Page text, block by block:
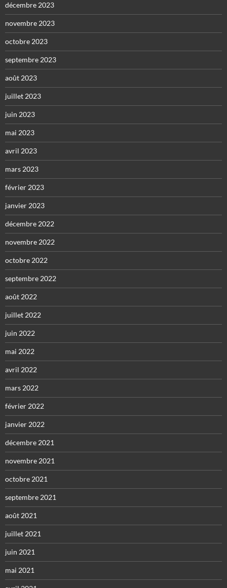
décembre 2023
novembre 2023
octobre 2023
septembre 2023
août 2023
juillet 2023
juin 2023
mai 2023
avril 2023
mars 2023
février 2023
janvier 2023
décembre 2022
novembre 2022
octobre 2022
septembre 2022
août 2022
juillet 2022
juin 2022
mai 2022
avril 2022
mars 2022
février 2022
janvier 2022
décembre 2021
novembre 2021
octobre 2021
septembre 2021
août 2021
juillet 2021
juin 2021
mai 2021